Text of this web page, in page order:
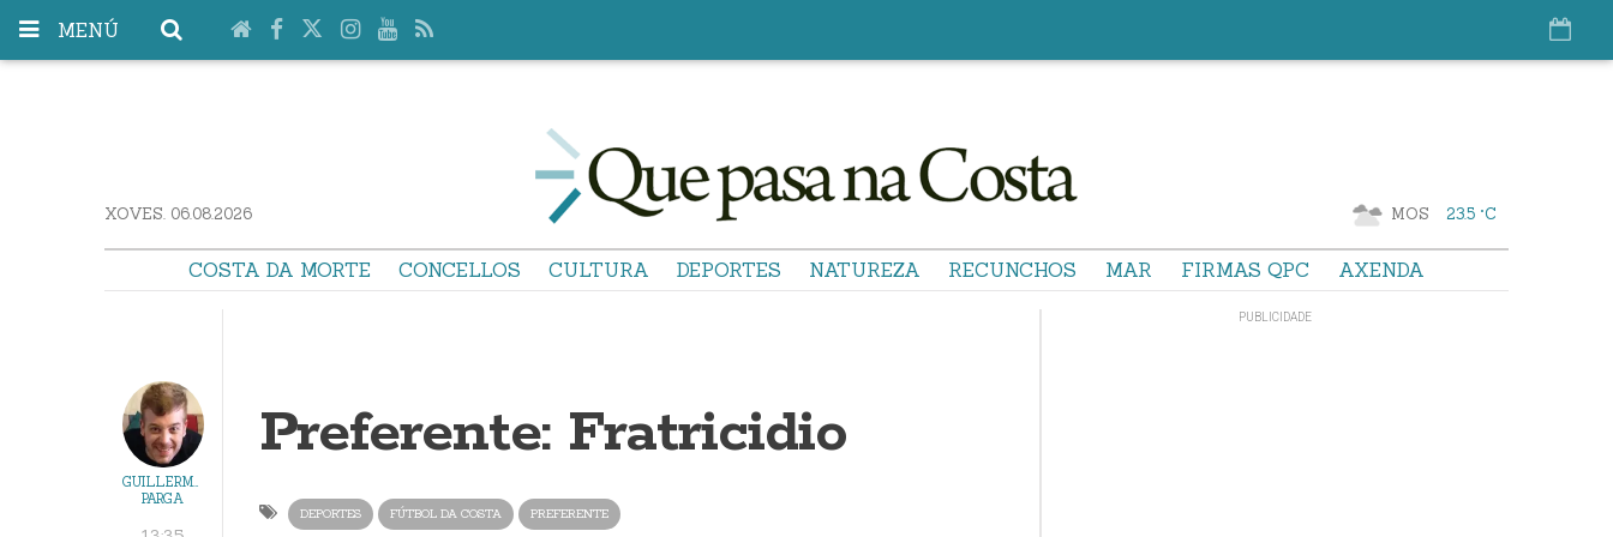
MENÚ
XOVES. 06.08.2026 MOS 23.5 °C
COSTA DA MORTE CONCELLOS CULTURA DEPORTES NATUREZA RECUNCHOS MAR FIRMAS QPC AXENDA
GUILLERMO
PARGA
Preferente: Fratricidio
DEPORTES FÚTBOL DA COSTA PREFERENTE